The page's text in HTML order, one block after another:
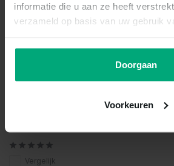
informatie die u aan ze heeft
verzameld op basis van uw gebruik
Doorgaan
Voorkeuren
Vergelijk